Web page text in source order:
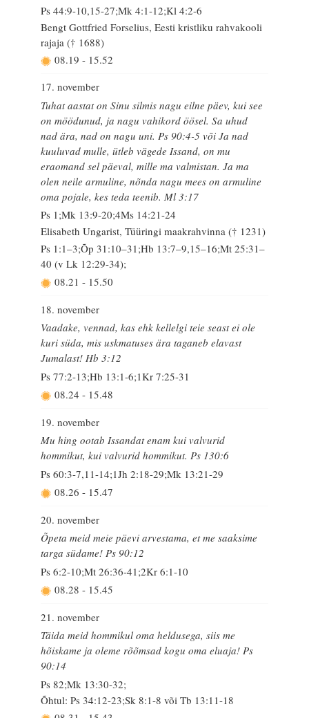
Ps 44:9-10,15-27;Mk 4:1-12;Kl 4:2-6
Bengt Gottfried Forselius, Eesti kristliku rahvakooli
rajaja († 1688)
08.19 - 15.52
17. november
Tuhat aastat on Sinu silmis nagu eilne päev, kui see
on möödunud, ja nagu vahikord öösel. Sa uhud
nad ära, nad on nagu uni. Ps 90:4-5 või Ja nad
kuuluvad mulle, ütleb vägede Issand, on mu
eraomand sel päeval, mille ma valmistan. Ja ma
olen neile armuline, nõnda nagu mees on armuline
oma pojale, kes teda teenib. Ml 3:17
Ps 1;Mk 13:9-20;4Ms 14:21-24
Elisabeth Ungarist, Tüüringi maakrahvinna († 1231)
Ps 1:1–3;Õp 31:10–31;Hb 13:7–9,15–16;Mt 25:31–
40 (v Lk 12:29-34);
08.21 - 15.50
18. november
Vaadake, vennad, kas ehk kellelgi teie seast ei ole
kuri süda, mis uskmatuses ära taganeb elavast
Jumalast! Hb 3:12
Ps 77:2-13;Hb 13:1-6;1Kr 7:25-31
08.24 - 15.48
19. november
Mu hing ootab Issandat enam kui valvurid
hommikut, kui valvurid hommikut. Ps 130:6
Ps 60:3-7,11-14;1Jh 2:18-29;Mk 13:21-29
08.26 - 15.47
20. november
Õpeta meid meie päevi arvestama, et me saaksime
targa südame! Ps 90:12
Ps 6:2-10;Mt 26:36-41;2Kr 6:1-10
08.28 - 15.45
21. november
Täida meid hommikul oma heldusega, siis me
hõiskame ja oleme rõõmsad kogu oma eluaja! Ps
90:14
Ps 82;Mk 13:30-32;
Õhtul: Ps 34:12-23;Sk 8:1-8 või Tb 13:11-18